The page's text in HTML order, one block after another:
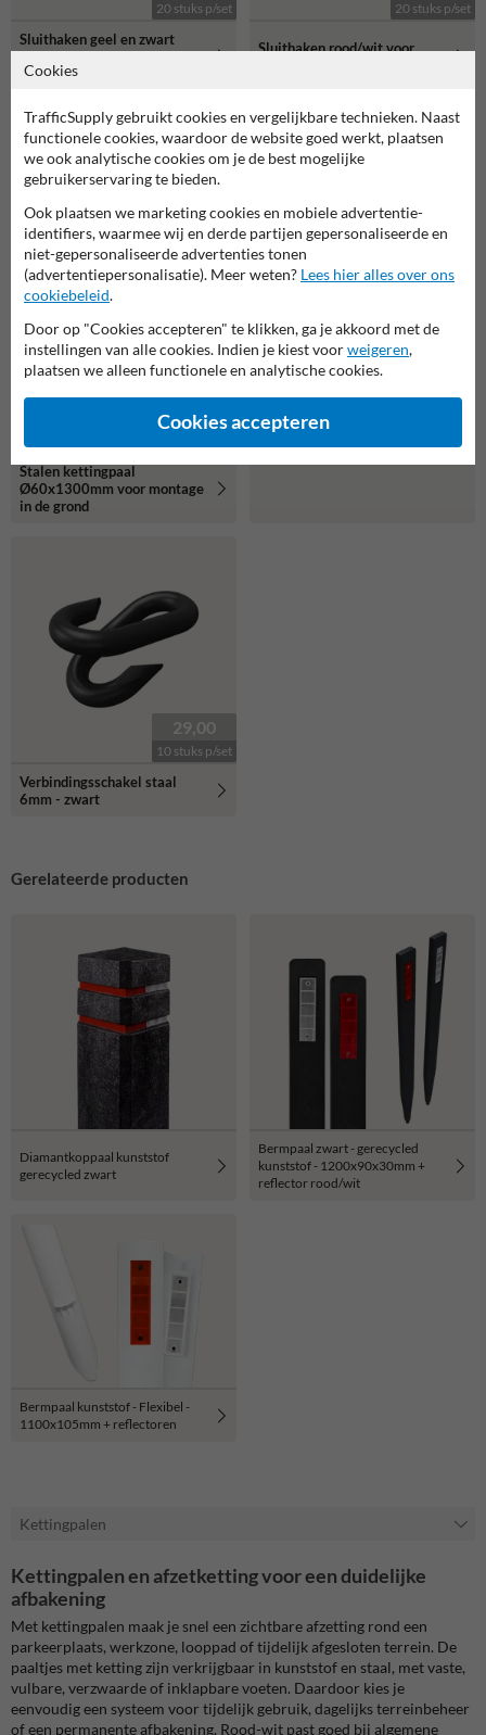
20 stuks p/set
Sluithaken geel en zwart
voor afzetketting - set 20
stuks
20 stuks p/set
Sluithaken rood/wit voor
populairste
keuze
39,50
Stalen kettingpaal
Ø60x1300mm voor montage
in de grond
Verbindingsschakel met
schroefdraad RVS Ø 6mm
29,00
10 stuks p/set
Verbindingsschakel staal
6mm - zwart
Gerelateerde producten
Diamantkoppaal kunststof
gerecycled zwart
Bermpaal zwart - gerecycled
kunststof - 1200x90x30mm +
reflector rood/wit
Bermpaal kunststof - Flexibel -
1100x105mm + reflectoren
Kettingpalen
Kettingpalen en afzetketting voor een duidelijke
afbakening
Met kettingpalen maak je snel een zichtbare afzetting rond een
parkeerplaats, werkzone, looppad of tijdelijk afgesloten terrein. De
paaltjes met ketting zijn verkrijgbaar in kunststof en staal, met vaste,
vulbare, verzwaarde of inklapbare voeten. Daardoor kies je
eenvoudig een systeem voor tijdelijk gebruik, dagelijks terreinbeheer
of een permanente afbakening. Rood-wit past goed bij algemene
Cookies
TrafficSupply gebruikt cookies en vergelijkbare technieken. Naast
functionele cookies, waardoor de website goed werkt, plaatsen
we ook analytische cookies om je de best mogelijke
gebruikerservaring te bieden.
Ook plaatsen we marketing cookies en mobiele advertentie-
identifiers, waarmee wij en derde partijen gepersonaliseerde en
niet-gepersonaliseerde advertenties tonen
(advertentiepersonalisatie). Meer weten? Lees hier alles over ons
cookiebeleid.
Door op "Cookies accepteren" te klikken, ga je akkoord met de
instellingen van alle cookies. Indien je kiest voorweigeren,
plaatsen we alleen functionele en analytische cookies.
Cookies accepteren